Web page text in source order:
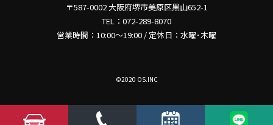
〒587-0002 大阪府堺市美原区黒山652-1
TEL：072-289-8070
営業時間：10:00～19:00 / 定休日：水曜･木曜
©2020 OS.INC